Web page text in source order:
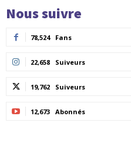
Nous suivre
78,524 Fans
22,658 Suiveurs
19,762 Suiveurs
12,673 Abonnés